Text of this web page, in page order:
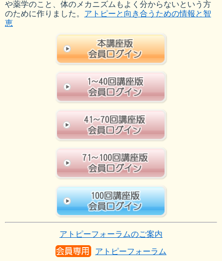
や薬学のこと、体のメカニズムもよく分からないという方
のために作りました。 アトピーと向き合うための情報と智
恵
アトピーフォーラムのご案内
アトピーフォーラム